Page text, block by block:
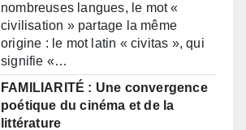
nombreuses langues, le mot «
civilisation » partage la même
origine : le mot latin « civitas », qui
signifie «…
FAMILIARITÉ : Une convergence
poétique du cinéma et de la
littérature